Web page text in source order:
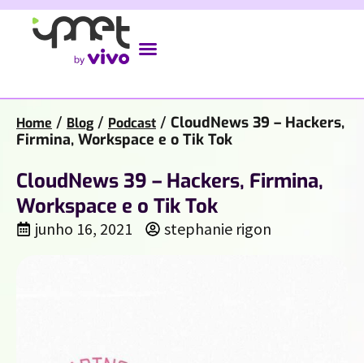
Home / Blog / Podcast / CloudNews 39 – Hackers,
Firmina, Workspace e o Tik Tok
CloudNews 39 – Hackers, Firmina,
Workspace e o Tik Tok
junho 16, 2021 stephanie rigon